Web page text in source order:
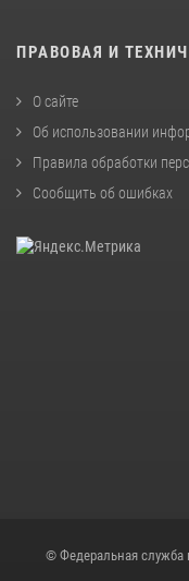
ПРАВОВАЯ И
О сайте
Об использовании
Правила обработки
Сообщить об ошибках
© Федеральная служба